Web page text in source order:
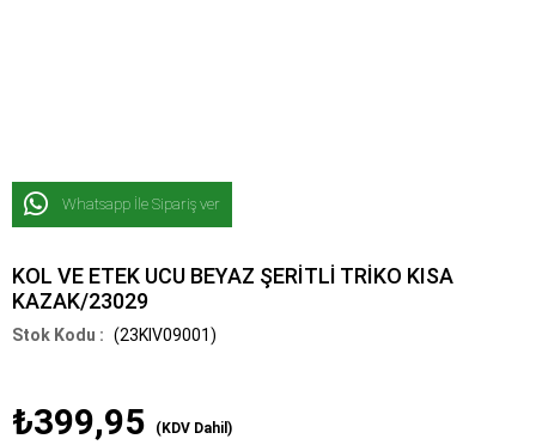
Whatsapp İle Sipariş ver
KOL VE ETEK UCU BEYAZ ŞERİTLİ TRİKO KISA
KAZAK/23029
(23KIV09001)
₺399,95 (KDV Dahil)